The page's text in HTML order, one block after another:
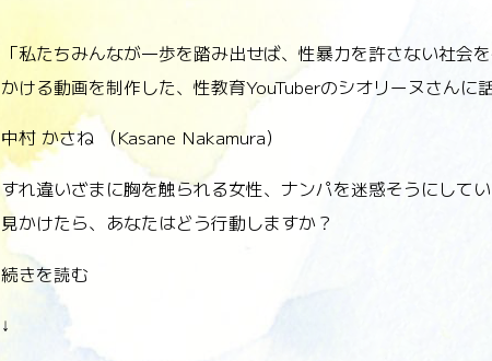
「私たちみんなが一歩を踏み出せば、性暴力を許さない社
かける動画を制作した、性教育YouTuberのシオリーヌさんに
中村 かさね （Kasane Nakamura）
すれ違いざまに胸を触られる女性、ナンパを迷惑そうにして
見かけたら、あなたはどう行動しますか？
続きを読む
↓